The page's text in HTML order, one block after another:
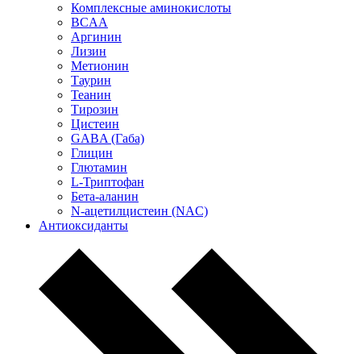
Комплексные аминокислоты
BCAA
Аргинин
Лизин
Метионин
Таурин
Теанин
Тирозин
Цистеин
GABA (Габа)
Глицин
Глютамин
L-Триптофан
Бета-аланин
N-ацетилцистеин (NAC)
Антиоксиданты